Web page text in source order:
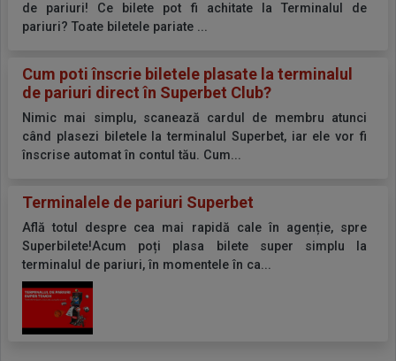
de pariuri! Ce bilete pot fi achitate la Terminalul de
pariuri? Toate biletele pariate ...
Cum poti înscrie biletele plasate la terminalul
de pariuri direct în Superbet Club?
Nimic mai simplu, scanează cardul de membru atunci
când plasezi biletele la terminalul Superbet, iar ele vor fi
înscrise automat în contul tău. Cum...
Terminalele de pariuri Superbet
Află totul despre cea mai rapidă cale în agenție, spre
Superbilete!Acum poți plasa bilete super simplu la
terminalul de pariuri, în momentele în ca...